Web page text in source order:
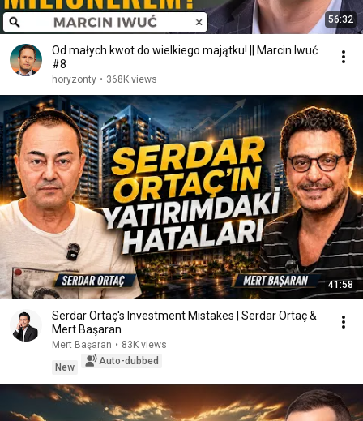
56:32
Od małych kwot do wielkiego majątku! || Marcin Iwuć
#8
horyzonty • 368K views
41:58
Serdar Ortaç's Investment Mistakes | Serdar Ortaç &
Mert Başaran
Mert Başaran • 83K views
New
Auto-dubbed